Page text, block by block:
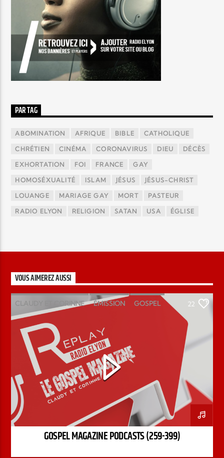
PAR TAG
ABOMINATION AFRIQUE BIBLE CATHOLIQUE
CHRÉTIEN CINÉMA CORONAVIRUS DIEU DÉCÈS
EXHORTATION FOI FRANCE GAY
HOMOSÉXUALITÉ ISLAM JÉSUS JÉSUS-CHRIST
LOUANGE MARIAGE GAY MORT PASTEUR
RADIO ELYON RELIGION SATAN USA ÉGLISE
VOUS AIMEREZ AUSSI
CLAUDY ET CORINNE ÉMISSION GOSPEL
MAGAZINE
22
GOSPEL MAGAZINE PODCASTS (259-399)